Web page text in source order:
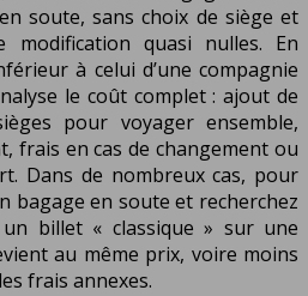
soute, sans choix de siège et
modification quasi nulles. En
à celui d’une compagnie
le coût complet : ajout de
pour voyager ensemble,
frais en cas de changement ou
Dans de nombreux cas, pour
bagage en soute et recherchez
billet « classique » sur une
au même prix, voire moins
frais annexes.